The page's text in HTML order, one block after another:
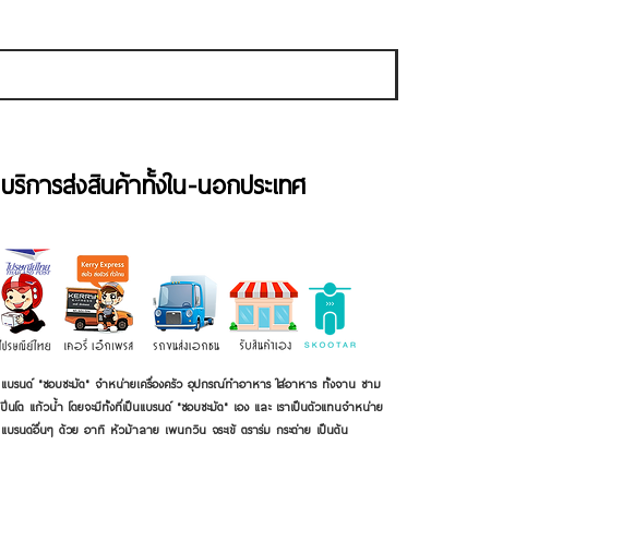
บริการส่งสินค้าทั้งใน-นอกประเทศ
แบรนด์ "ชอบชะมัด" จำหน่ายเครื่องครัว อุปกรณ์ทำอาหาร ใส่อาหาร ทั้งจาน ชาม
ปิ่นโต แก้วน้ำ โดยจะมีทั้งที่เป็นแบรนด์ "ชอบชะมัด" เอง และ เราเป็นตัวแทนจำหน่าย
แบรนด์อื่นๆ ด้วย อาทิ หัวม้าลาย เพนกวิน จระเข้ ตราร่ม กระต่าย เป็นต้น